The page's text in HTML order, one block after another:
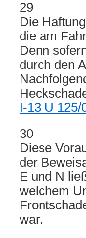
29
Die
die am
Denn
durch den
I-13 U 125/
30
Diese
der
E und N
welchem
war.